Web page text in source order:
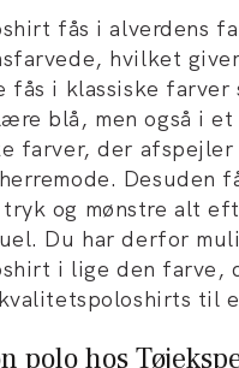
fås i alverdens
hvilket
fås i klassiske farver
blå, men også i
farver, der
Desuden
tryk og mønstre alt
Du har derfor
i lige den farve,
til
polo hos